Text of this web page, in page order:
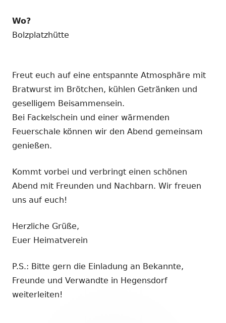
Wo?
Bolzplatzhütte​​
Freut euch auf eine entspannte Atmosphäre mit
Bratwurst im Brötchen, kühlen Getränken und
geselligem Beisammensein.
Bei Fackelschein und einer wärmenden
Feuerschale können wir den Abend gemeinsam
genießen.
Kommt vorbei und verbringt einen schönen
Abend mit Freunden und Nachbarn. Wir freuen
uns auf euch!
Herzliche Grüße,
Euer Heimatverein
P.S.: Bitte gern die Einladung an Bekannte,
Freunde und Verwandte in Hegensdorf
weiterleiten!